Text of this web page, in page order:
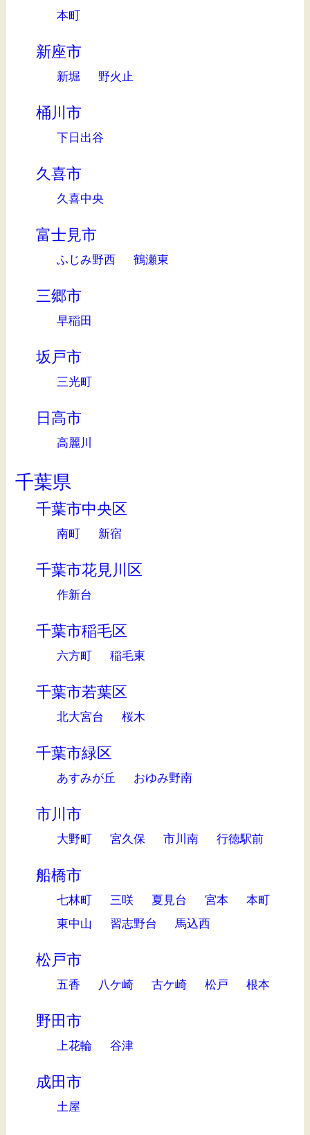
本町
新座市
新堀 野火止
桶川市
下日出谷
久喜市
久喜中央
富士見市
ふじみ野西 鶴瀬東
三郷市
早稲田
坂戸市
三光町
日高市
高麗川
千葉県
千葉市中央区
南町 新宿
千葉市花見川区
作新台
千葉市稲毛区
六方町 稲毛東
千葉市若葉区
北大宮台 桜木
千葉市緑区
あすみが丘 おゆみ野南
市川市
大野町 宮久保 市川南 行徳駅前
船橋市
七林町 三咲 夏見台 宮本
本町
東中山
習志野台 馬込西
松戸市
五香 八ケ崎 古ケ崎 松戸 根本
野田市
上花輪 谷津
成田市
土屋